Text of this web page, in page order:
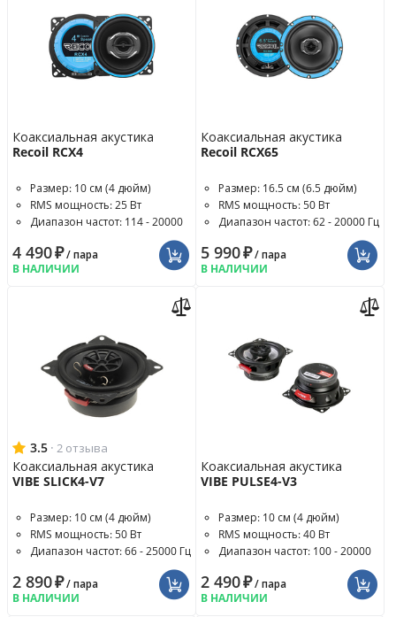
Коаксиальная акустика
Recoil RCX4
Размер: 10 см (4 дюйм)
RMS мощность: 25 Вт
Диапазон частот: 114 - 20000
4 490₽/ пара
В НАЛИЧИИ
Коаксиальная акустика
Recoil RCX65
Размер: 16.5 см (6.5 дюйм)
RMS мощность: 50 Вт
Диапазон частот: 62 - 20000 Гц
5 990₽/ пара
В НАЛИЧИИ
3.5 · 2 отзыва
Коаксиальная акустика
VIBE SLICK4-V7
Размер: 10 см (4 дюйм)
RMS мощность: 50 Вт
Диапазон частот: 66 - 25000 Гц
2 890₽/ пара
В НАЛИЧИИ
Коаксиальная акустика
VIBE PULSE4-V3
Размер: 10 см (4 дюйм)
RMS мощность: 40 Вт
Диапазон частот: 100 - 20000
2 490₽/ пара
В НАЛИЧИИ